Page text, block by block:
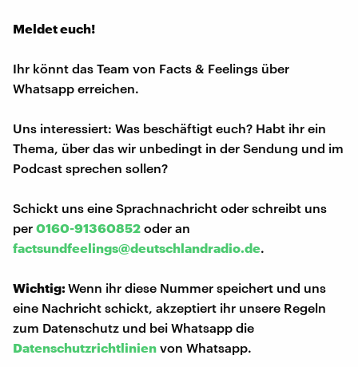
Meldet euch!
Ihr könnt das Team von Facts & Feelings über
Whatsapp erreichen.
Uns interessiert: Was beschäftigt euch? Habt ihr ein
Thema, über das wir unbedingt in der Sendung und im
Podcast sprechen sollen?
Schickt uns eine Sprachnachricht oder schreibt uns
per 0160-91360852 oder an
factsundfeelings@deutschlandradio.de.
Wichtig:Wenn ihr diese Nummer speichert und uns
eine Nachricht schickt, akzeptiert ihr unsere Regeln
zum Datenschutz und bei Whatsapp die
Datenschutzrichtlinien von Whatsapp.